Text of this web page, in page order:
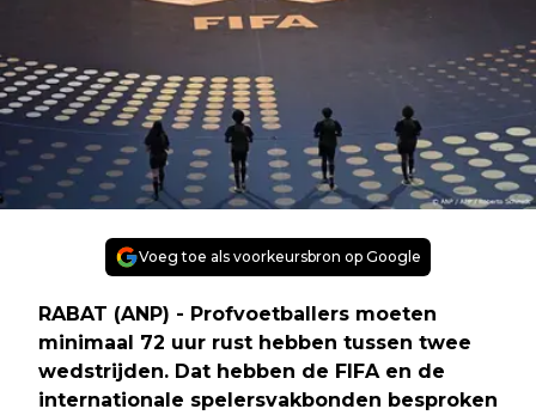
Voeg toe als voorkeursbron op Google
RABAT (ANP) - Profvoetballers moeten
minimaal 72 uur rust hebben tussen twee
wedstrijden. Dat hebben de FIFA en de
internationale spelersvakbonden besproken